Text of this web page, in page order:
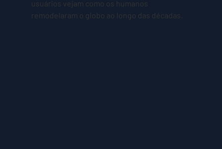
usuários vejam como os humanos
remodelaram o globo ao longo das décadas.